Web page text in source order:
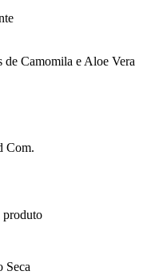
de Camomila e Aloe Vera
Com.
produto
Seca